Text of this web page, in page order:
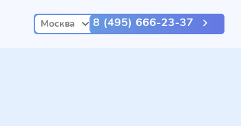
Москва 8 (495) 666-23-37